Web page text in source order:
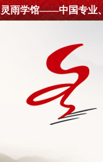
灵雨学馆——中国专业